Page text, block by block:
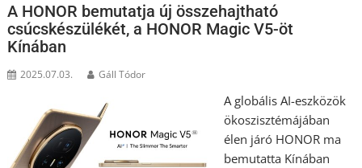
A HONOR bemutatja új összehajtható
csúcskészülékét, a HONOR Magic V5-öt
Kínában
2025.07.03. Gáll Tódor
A globális AI-eszközök
ökoszisztémájában
élen járó HONOR ma
bemutatta Kínában